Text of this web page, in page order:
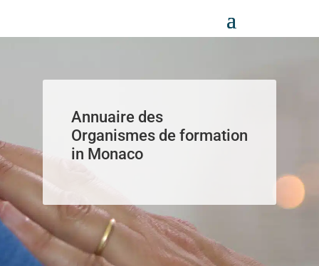
Annuaire des
Organismes de formation
in Monaco